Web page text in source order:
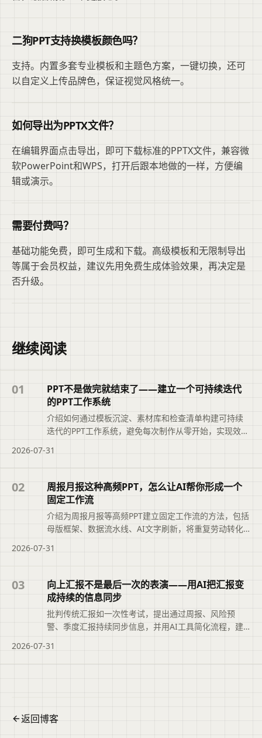
二狗PPT支持换模板颜色吗？
支持。内置多套专业模板和主题色方案，一键切换，还可
以自定义上传品牌色，保证视觉风格统一。
如何导出为PPTX文件？
在编辑界面点击导出，即可下载标准的PPTX文件，兼容微
软PowerPoint和WPS，打开后跟本地做的一样，方便编
辑或演示。
需要付费吗？
基础功能免费，即可生成和下载。高级模板和无限制导出
等属于会员权益，建议先用免费生成体验效果，再决定是
否升级。
继续阅读
01
PPT不是做完就结束了——建立一个可持续迭代
的PPT工作系统
介绍如何通过模板沉淀、素材库和检查清单构建可持续
迭代的PPT工作系统，避免每次制作从零开始，实现效率
2026-07-31
02
周报月报这种高频PPT，怎么让AI帮你形成一个
固定工作流
介绍为周报月报等高频PPT建立固定工作流的方法，包括
母版框架、数据流水线、AI文字刷新，将重复劳动转化
2026-07-31
03
向上汇报不是最后一次的表演——用AI把汇报变
成持续的信息同步
批判传统汇报如一次性考试，提出通过周报、风险预
警、季度汇报持续同步信息，并用AI工具简化流程，建
2026-07-31
返回博客